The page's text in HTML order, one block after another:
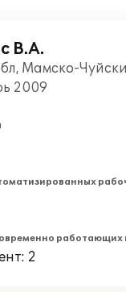
В.А.
Мамско-
2009
работающих
2